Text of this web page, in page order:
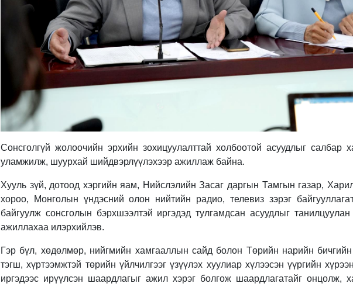
Сонсголгүй жолоочийн эрхийн зохицуулалттай холбоотой асуудлыг салбар
уламжилж, шуурхай шийдвэрлүүлэхээр ажиллаж байна.
Хууль зүй, дотоод хэргийн яам, Нийслэлийн Засаг даргын Тамгын газар,
хороо, Монголын үндэсний олон нийтийн радио, телевиз зэрэг
байгуулж сонсголын бэрхшээлтэй иргэдэд тулгамдсан асуудлыг
ажиллахаа илэрхийлэв.
Гэр бүл, хөдөлмөр, нийгмийн хамгааллын сайд болон Төрийн нарийн бичгийн
тэгш, хүртээмжтэй төрийн үйлчилгээг үзүүлэх хуулиар хүлээсэн үүргийн
иргэдээс ирүүлсэн шаардлагыг ажил хэрэг болгож шаардлагатайг онцолж,